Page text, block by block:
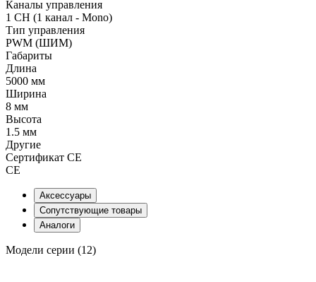
Каналы управления
1 CH (1 канал - Mono)
Тип управления
PWM (ШИМ)
Габариты
Длина
5000 мм
Ширина
8 мм
Высота
1.5 мм
Другие
Сертификат CE
CE
Аксессуары
Сопутствующие товары
Аналоги
Модели серии (12)